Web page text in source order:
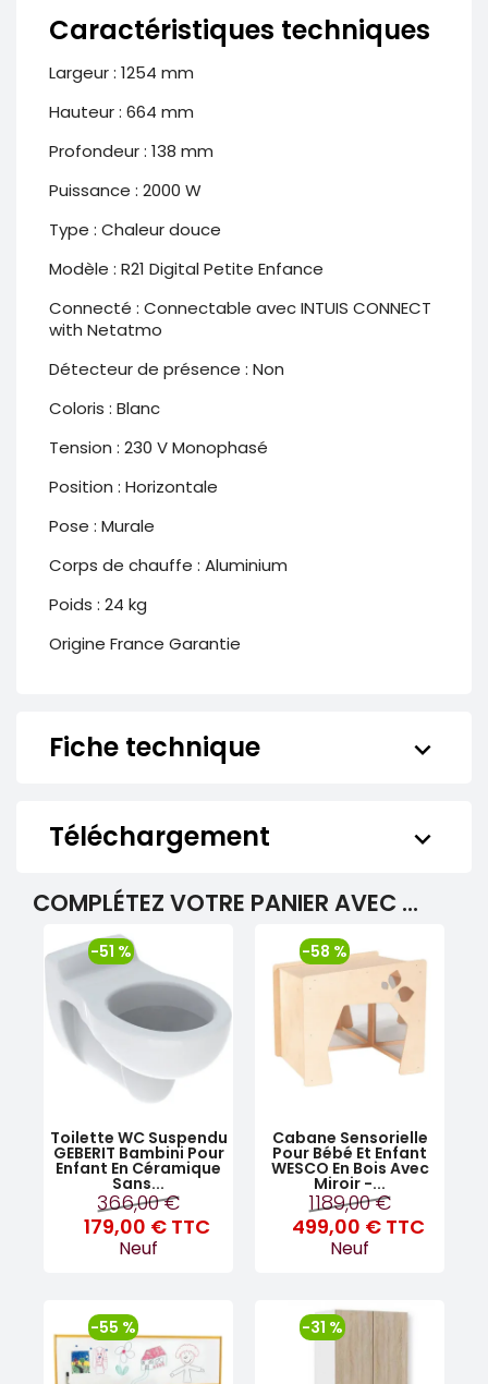
Caractéristiques techniques
Largeur : 1254 mm
Hauteur : 664 mm
Profondeur : 138 mm
Puissance : 2000 W
Type : Chaleur douce
Modèle : R21 Digital Petite Enfance
Connecté : Connectable avec INTUIS CONNECT
with Netatmo
Détecteur de présence : Non
Coloris : Blanc
Tension : 230 V Monophasé
Position : Horizontale
Pose : Murale
Corps de chauffe : Aluminium
Poids : 24 kg
Origine France Garantie
Fiche technique keyboard_arrow_down
Téléchargement keyboard_arrow_down
COMPLÉTEZ VOTRE PANIER AVEC ...
Toilette WC Suspendu
GEBERIT Bambini Pour
Enfant En Céramique
Sans...
366,00 €
179,00 € TTC
Neuf
-51 %
Cabane Sensorielle
Pour Bébé Et Enfant
WESCO En Bois Avec
Miroir -...
1189,00 €
499,00 € TTC
Neuf
-58 %
-55 % -31 %